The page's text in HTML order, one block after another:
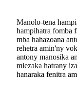
Manolo-tena
hampihatra fomba
mba hahazoana
rehetra amin'ny
antony manosika
miezaka hatrany
hanaraka fenitra